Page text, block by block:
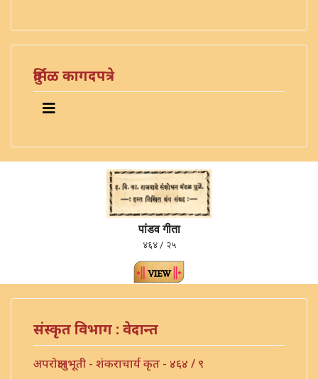
दुर्मिळ कागदपत्रे
पांडव गीता
४६४ / २५
संस्कृत विभाग : वेदान्त
अपरोक्षानुभूती - शंकराचार्य कृत - ४६४ / ९